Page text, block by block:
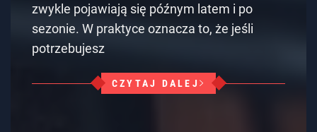
zwykle pojawiają się późnym latem i po
sezonie. W praktyce oznacza to, że jeśli
potrzebujesz
CZYTAJ DALEJ